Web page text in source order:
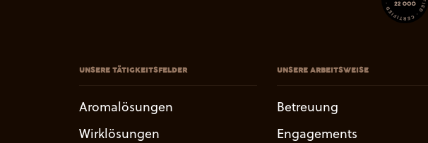
UNSERE TÄTIGKEITSFELDER
Aromalösungen
Wirklösungen
UNSERE ARBEITSWEISE
Betreuung
Engagements